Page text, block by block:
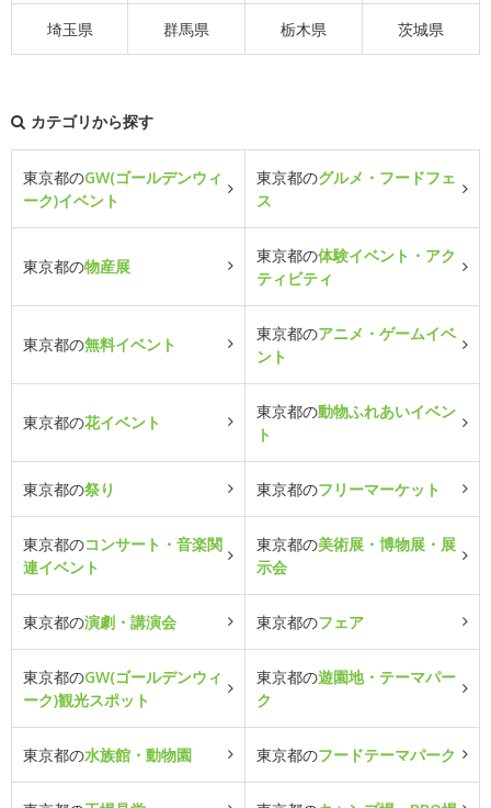
埼玉県 群馬県 栃木県 茨城県
カテゴリから探す
東京都のGW(ゴールデンウィ
ーク)イベント
東京都のグルメ・フードフェ
ス
東京都の物産展
東京都の体験イベント・アク
ティビティ
東京都の無料イベント
東京都のアニメ・ゲームイベ
ント
東京都の花イベント
東京都の動物ふれあいイベン
ト
東京都の祭り 東京都のフリーマーケット
東京都のコンサート・音楽関
連イベント
東京都の美術展・博物展・展
示会
東京都の演劇・講演会 東京都のフェア
東京都のGW(ゴールデンウィ
ーク)観光スポット
東京都の遊園地・テーマパー
ク
東京都の水族館・動物園 東京都のフードテーマパーク